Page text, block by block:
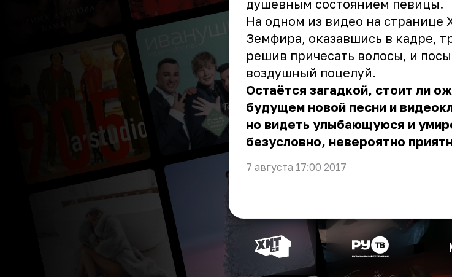
душевным состоянием певицы.
На одном из видео на странице
Земфира, оказавшись в кадре,
решив причесать волосы, и
воздушный поцелуй.
Остаётся загадкой, стоит ли
будущем новой песни и
но видеть улыбающуюся и
безусловно, невероятно
7 августа 17:00 2017